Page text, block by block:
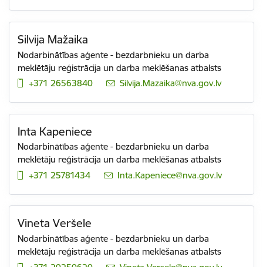
Silvija Mažaika
Nodarbinātības aģente - bezdarbnieku un darba
meklētāju reģistrācija un darba meklēšanas atbalsts
+371 26563840
E-pasts:
Silvija.Mazaika@nva.gov.lv
Inta Kapeniece
Nodarbinātības aģente - bezdarbnieku un darba
meklētāju reģistrācija un darba meklēšanas atbalsts
+371 25781434
E-pasts:
Inta.Kapeniece@nva.gov.lv
Vineta Veršele
Nodarbinātības aģente - bezdarbnieku un darba
meklētāju reģistrācija un darba meklēšanas atbalsts